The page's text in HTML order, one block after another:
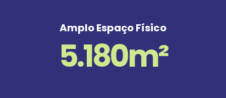
Amplo Espaço Físico
5.180m²